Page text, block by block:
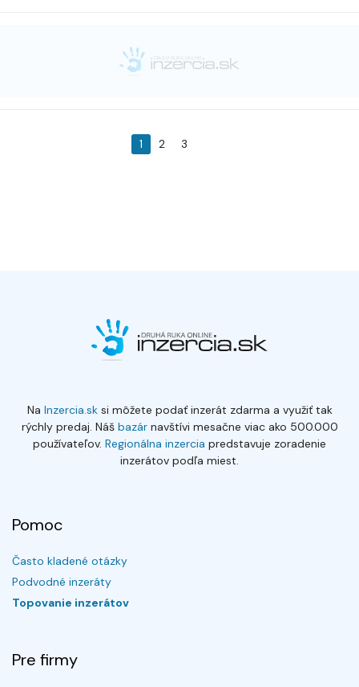
1 2 3
Na Inzercia.sksi môžete podať inzerát zdarma a využiť tak
rýchly predaj. Náš bazárnavštívi mesačne viac ako 500.000
používateľov. Regionálna inzercia predstavuje zoradenie
inzerátov podľa miest.
Pomoc
Často kladené otázky
Podvodné inzeráty
Topovanie inzerátov
Pre firmy